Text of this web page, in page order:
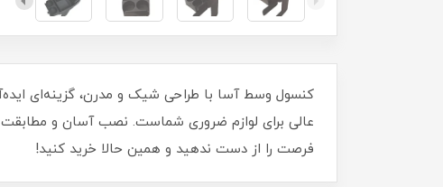
عالی برای لوازم ضروری شماست. نصب آسان و مطابقت
فرصت را از دست ندهید و همین حالا خرید کنید!